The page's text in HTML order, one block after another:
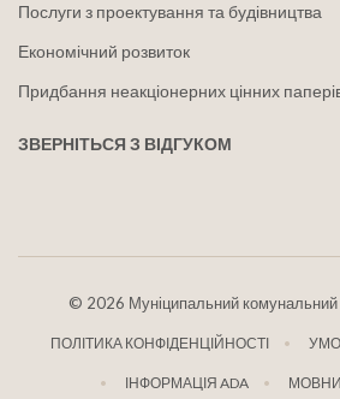
Послуги з проектування та будівництва
Економічний розвиток
Придбання неакціонерних цінних
ЗВЕРНІТЬСЯ З ВІДГУКОМ
© 2026 Муніципальний комунальний
ПОЛІТИКА КОНФІДЕНЦІЙНОСТІ
ІНФОРМАЦІЯ ADA